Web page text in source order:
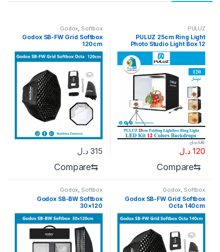
PULUZ
PULUZ 25cm Ring Light
Photo Studio Light Box 12
Colors Backdrops
120 د.ل
170 د.ل
⇆
Compare
Godox Softbox
Godox SB-FW Grid Softbox
120cm
315 د.ل
⇆
Compare
Godox, Softbox
Godox SB-FW Grid Softbox
Octa 140cm
Godox, Softbox
Godox SB-BW Softbox
30×120